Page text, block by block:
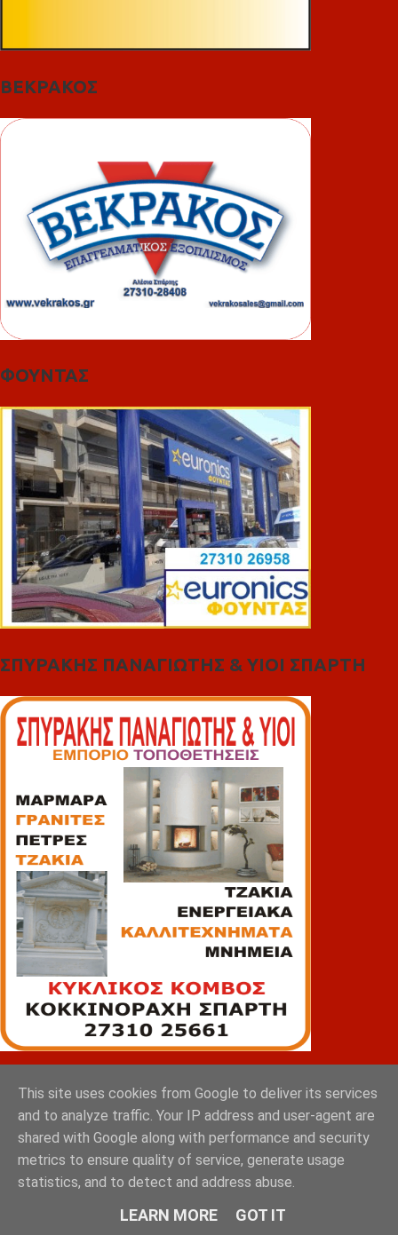
ΒΕΚΡΑΚΟΣ
ΦΟΥΝΤΑΣ
ΣΠΥΡΑΚΗΣ ΠΑΝΑΓΙΩΤΗΣ & YIOI ΣΠΑΡΤΗ
ΠΙΑΤΣΑ
This site uses cookies from Google to deliver its services
and to analyze traffic. Your IP address and user-agent are
shared with Google along with performance and security
metrics to ensure quality of service, generate usage
statistics, and to detect and address abuse.
LEARN MORE GOT IT